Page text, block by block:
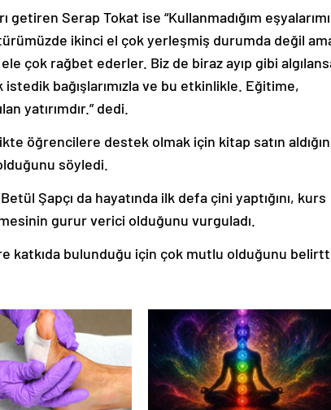
getiren Serap Tokat ise “Kullanmadığım eşyalarımı
ikinci el çok yerleşmiş durumda değil
çok rağbet ederler. Biz de biraz ayıp gibi
bağışlarımızla ve bu etkinlikle. Eğitime,
yatırımdır.” dedi.
öğrencilere destek olmak için kitap satın
söyledi.
Şapçı da hayatında ilk defa çini yaptığını, kurs
gurur verici olduğunu vurguladı.
katkıda bulunduğu için çok mutlu olduğunu